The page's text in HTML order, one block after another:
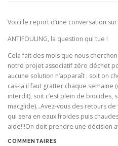
Voici le report d’une conversation
ANTIFOULING, la question qui tue !
Cela fait des mois que nous
notre projet associatif zéro déchet
aucune solution n’apparaît : soit on
cas-la il faut gratter chaque semaine
interdit), soit c’est plein de biocides,
macglide)…Avez-vous des retours de
qui sera en eaux froides puis
aide!!!On doit prendre une décision
COMMENTAIRES